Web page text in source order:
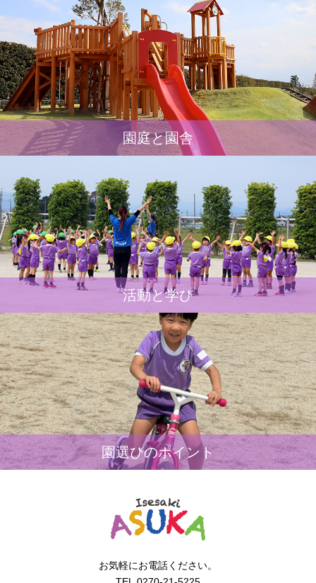
園庭と園舎
活動と学び
園選びのポイント
お気軽にお電話ください。